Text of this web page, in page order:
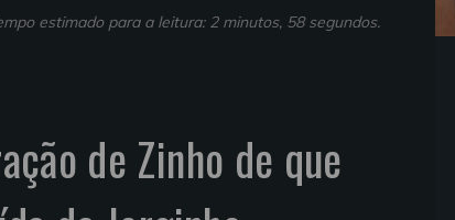
estimado para a leitura: 2 minutos, 58 segundos.
de Zinho de que